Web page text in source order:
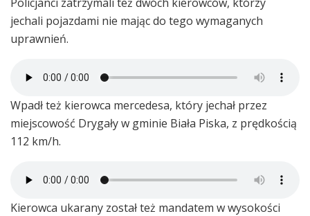
jechali pojazdami nie mając do tego wymaganych
uprawnień.
Wpadł też kierowca mercedesa, który jechał przez
miejscowość Drygały w gminie Biała Piska, z prędkością
112 km/h.
Kierowca ukarany został też mandatem w wysokości